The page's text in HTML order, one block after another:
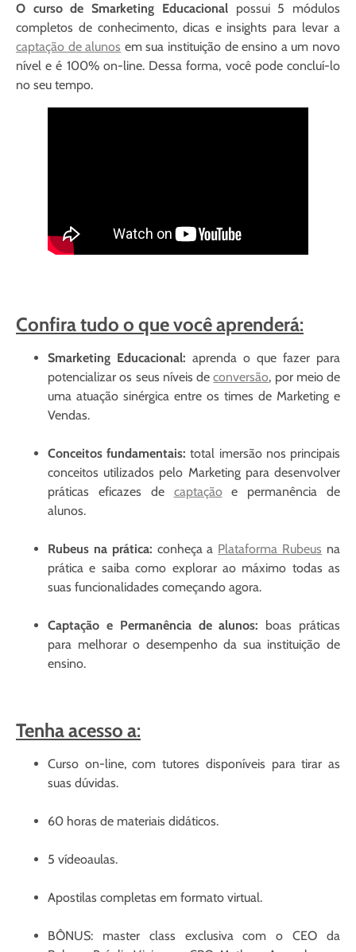
O curso de Smarketing Educacional possui 5 módulos
completos de conhecimento, dicas e insights para levar a
captação de alunos em sua instituição de ensino a um novo
nível e é 100% on-line. Dessa forma, você pode concluí-lo
no seu tempo.
Confira tudo o que você aprenderá:
Smarketing Educacional: aprenda o que fazer para
potencializar os seus níveis deconversão, por meio de
uma atuação sinérgica entre os times de Marketing e
Vendas.
Conceitos fundamentais: total imersão nos principais
conceitos utilizados pelo Marketing para desenvolver
práticas eficazes de captaçãoe permanência de
alunos.
Rubeus na prática: conheça a Plataforma Rubeus na
prática e saiba como explorar ao máximo todas as
suas funcionalidades começando agora.
Captação e Permanência de alunos: boas práticas
para melhorar o desempenho da sua instituição de
ensino.
Tenha acesso a:
Curso on-line, com tutores disponíveis para tirar as
suas dúvidas.
60 horas de materiais didáticos.
5 vídeoaulas.
Apostilas completas em formato virtual.
BÔNUS: master class exclusiva com o CEO da